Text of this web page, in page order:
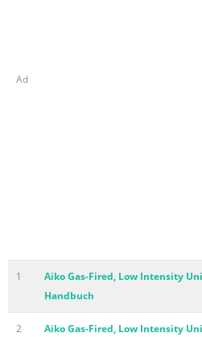
Ad
1
Aiko Gas-Fired, Low Intensity
Handbuch
2
Aiko Gas-Fired, Low Intensity